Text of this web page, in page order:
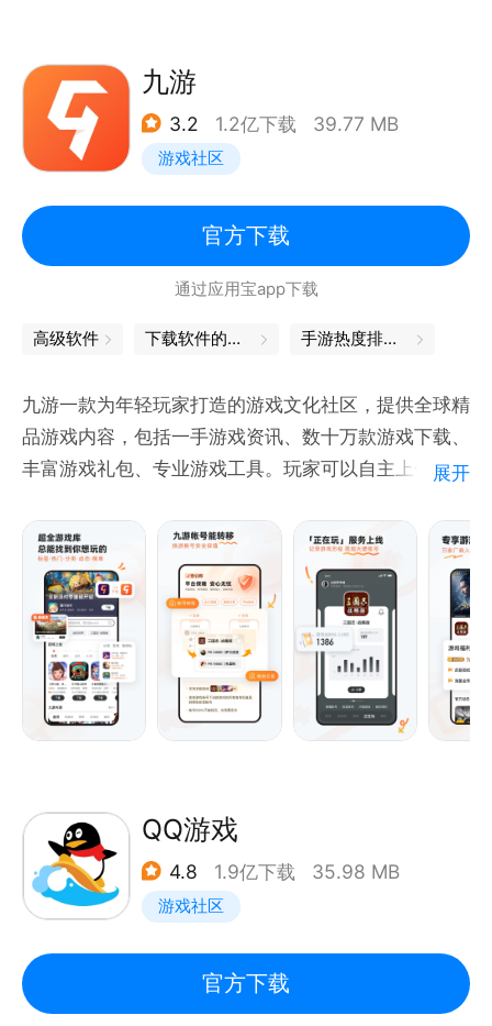
4.无尽模式or限时模式or团战模式，和小伙伴们比比谁
更长吧！
游戏特色
你长你厉害，我短我灵活！大蛇不再有统治性的地位，
小蛇们更灵活，战局随时都有可能逆转！
【简单有趣，老少皆宜的全民游戏】
屏幕上戳戳戳，就能在贪吃蛇大作战找到满满的乐趣！
【战斗技巧，老司机教你几招】
急速超车拦截蛇头、急停甩头抢道、180度华丽飘逸、
画个圈圈诅咒你…这些都是战斗技巧！
谁说贪吃蛇大作战只靠手速？策略也很重要，当然如果
你恰好单身又练过手速 —— 完美！
九游
3.2 1.2亿下载 39.77 MB
游戏社区
官方下载
通过应用宝app下载
高级软件 下载软件的软件 手游热度排行榜
九游一款为年轻玩家打造的游戏文化社区，提供全球精
品游戏内容，包括一手游戏资讯、数十万款游戏下载、
丰富游戏礼包、专业游戏工具。玩家可以自主上传分享
到同好，在游戏中畅聊，享受无穷乐趣！
展开
QQ游戏
4.8 1.9亿下载 35.98 MB
游戏社区
官方下载